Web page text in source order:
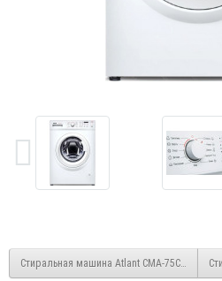
Стиральная машина Atlant СМА-75С1214-01